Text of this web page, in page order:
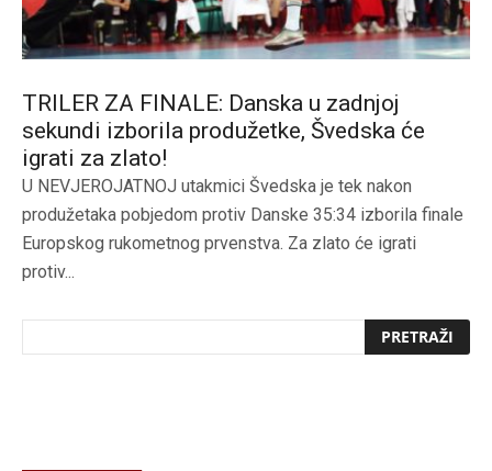
TRILER ZA FINALE: Danska u zadnjoj
sekundi izborila produžetke, Švedska će
igrati za zlato!
U NEVJEROJATNOJ utakmici Švedska je tek nakon
produžetaka pobjedom protiv Danske 35:34 izborila finale
Europskog rukometnog prvenstva. Za zlato će igrati
protiv...